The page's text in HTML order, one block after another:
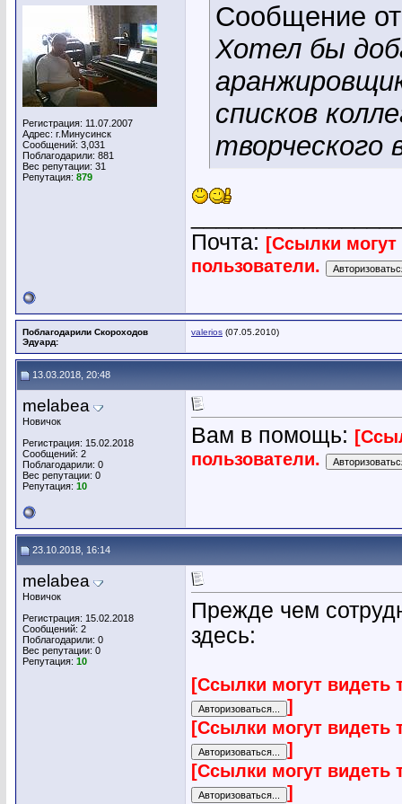
Регистрация: 11.07.2007
Адрес: г.Минусинск
Сообщений: 3,031
Поблагодарили: 881
Вес репутации: 31
Репутация: 879
Сообщение
Хотел бы
списков
творческого
Почта: [Ссылки могут
пользователи.
Поблагодарили Скороходов
Эдуард:
valerios (07.05.2010)
13.03.2018, 20:48
melabea
Новичок
Регистрация: 15.02.2018
Сообщений: 2
Поблагодарили: 0
Вес репутации: 0
Репутация: 10
Вам в помощь:
пользователи.
23.10.2018, 16:14
melabea
Новичок
Регистрация: 15.02.2018
Сообщений: 2
Поблагодарили: 0
Вес репутации: 0
Репутация: 10
Прежде чем
здесь:
[Ссылки могут видеть
]
[Ссылки могут видеть
]
[Ссылки могут видеть
]